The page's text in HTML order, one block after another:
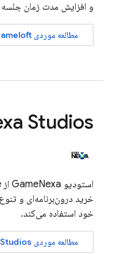
و افزایش مدت زمان جلسه بازیکن تا 16٪
مطالعه موردی Gameloft را مشاهده کنید
Studios
خرید درون‌برنامه‌ای و
خود استفاده می‌کند.
مطالعه موردی GameNexa Studios را مشاهده کنید